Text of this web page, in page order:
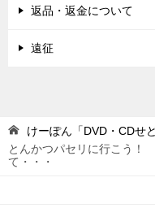
返品・返金について
遠征
けーぽん「DVD・CDせど
とんかつパセリに行こう！
て・・・